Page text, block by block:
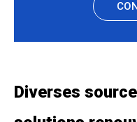
Diverses